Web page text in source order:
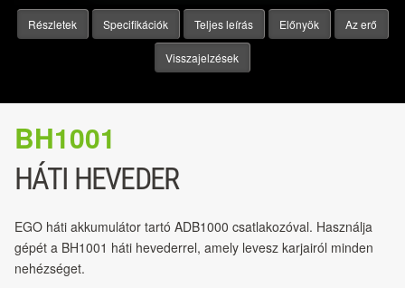
Részletek Specifikációk Teljes leírás Előnyök Az erő
Visszajelzések
BH1001
HÁTI HEVEDER
EGO háti akkumulátor tartó ADB1000 csatlakozóval. Használja
gépét a BH1001 háti hevederrel, amely levesz karjairól minden
nehézséget.